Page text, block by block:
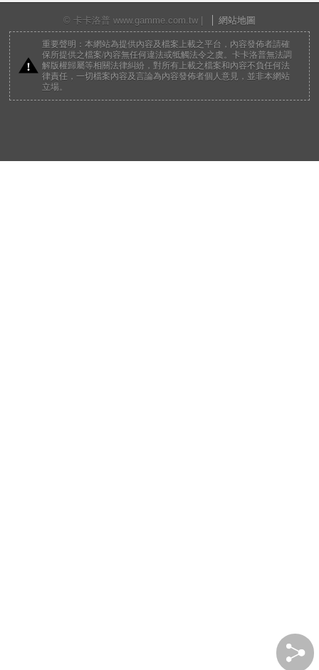
重要聲明：本網站為提供內容及檔案上載之平台，內容發佈者請確
保所提供之檔案/內容無任何違法或牴觸法令之虞。卡卡洛普無法調
解版權歸屬等相關法律糾紛，對所有上載之檔案和內容不負任何法
律責任，一切檔案內容及言論為內容發佈者個人意見，並非本網站
立場。